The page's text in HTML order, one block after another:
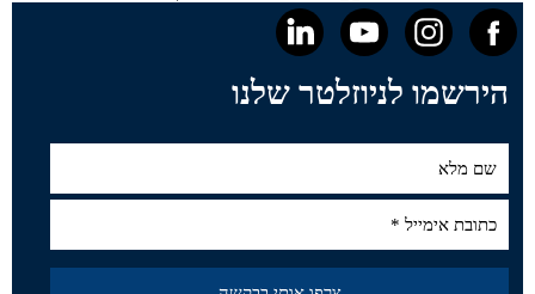
הירשמו לניוזלטר שלנו